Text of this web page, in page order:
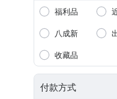
福利品
八成新
收藏品
付款方式